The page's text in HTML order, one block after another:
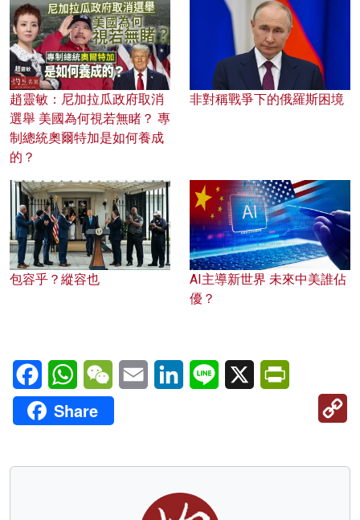
趙靈敏：尼加拉瓜政府取消
選舉 美國為何視若無睹？ 專
制總統奧爾特加是如何養成
的？
非對稱戰爭下的俄羅斯困境
包容乎？縱容也
AI主導新世界 未來中美誰佔
優？
FacebookWhatsAppWeChatEmail LinkedInLine X
Share